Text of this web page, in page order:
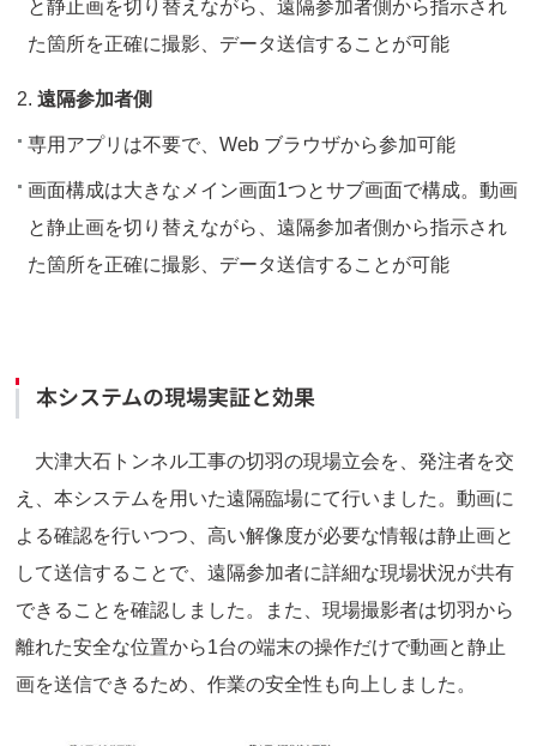
と静止画を切り替えながら、遠隔参加者側から指示され
た箇所を正確に撮影、データ送信することが可能
遠隔参加者側
専用アプリは不要で、Web ブラウザから参加可能
画面構成は大きなメイン画面1つとサブ画面で構成。動画
と静止画を切り替えながら、遠隔参加者側から指示され
た箇所を正確に撮影、データ送信することが可能
本システムの現場実証と効果
大津大石トンネル工事の切羽の現場立会を、発注者を交
え、本システムを用いた遠隔臨場にて行いました。動画に
よる確認を行いつつ、高い解像度が必要な情報は静止画と
して送信することで、遠隔参加者に詳細な現場状況が共有
できることを確認しました。また、現場撮影者は切羽から
離れた安全な位置から1台の端末の操作だけで動画と静止
画を送信できるため、作業の安全性も向上しました。